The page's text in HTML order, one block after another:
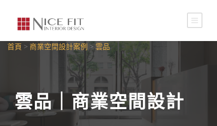
首頁 > 商業空間設計案例 > 雲品
雲品｜商業空間設計